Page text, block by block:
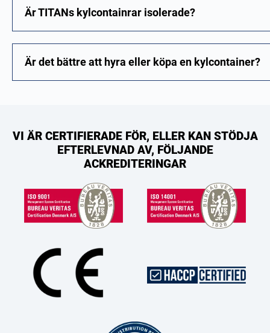
Är TITANs kylcontainrar isolerade?
Är det bättre att hyra eller köpa en kylcontainer?
VI ÄR CERTIFIERADE FÖR, ELLER KAN STÖDJA
EFTERLEVNAD AV, FÖLJANDE
ACKREDITERINGAR